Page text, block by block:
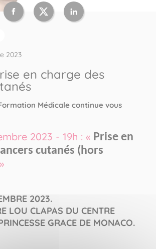
2023
en charge des
Médicale continue vous
2023 - 19h : « Prise en
cutanés (hors
»
2023.
LOU CLAPAS DU CENTRE
GRACE DE MONACO.